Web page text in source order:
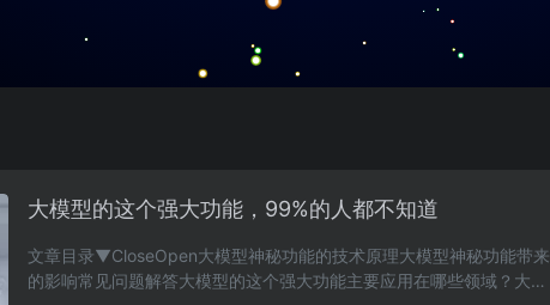
大模型的这个强大功能，99%的人都不知道
文章目录▼CloseOpen大模型神秘功能的技术原理大模型神秘功能带来
的影响常见问题解答大模型的这个强大功能主要应用在哪些领域？大模